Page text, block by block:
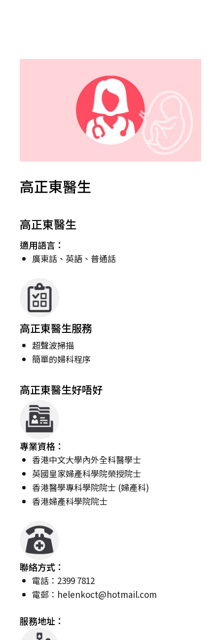
高正東醫生
高正東醫生
適用語言：
廣東話、英語、普通話
高正東醫生服務
超聲波掃描
簡單的婦科程序
高正東醫生好唔好
專業資格：
香港中文大學內外全科醫學士
英國皇家婦產科學院榮授院士
香港醫學專科學院院士 (婦產科)
香港婦產科學院院士
聯絡方式：
電話：2399 7812
電郵： helenkoct@hotmail.com
服務地址：